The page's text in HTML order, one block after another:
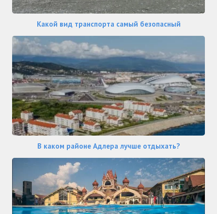
Какой вид транспорта самый безопасный
В каком районе Адлера лучше отдыхать?